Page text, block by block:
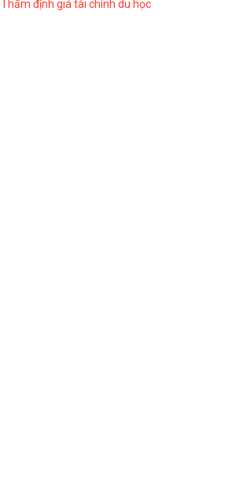
Thẩm định giá tài chính du học